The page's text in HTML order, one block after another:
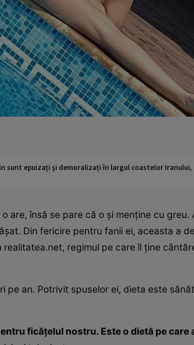
sunt epuizați și demoralizați în largul coastelor
are, însă se pare că o şi menţine cu
Din fericire pentru fanii ei, aceasta a
regimul pe care îl ţine
pe an. Potrivit spuselor ei, dieta este
ficăţelul nostru. Este o dietă pe care